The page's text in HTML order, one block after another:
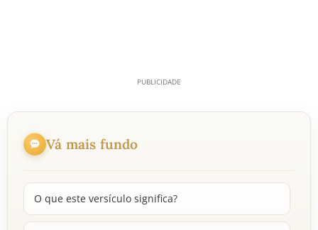
Vá mais fundo
O que este versículo significa?